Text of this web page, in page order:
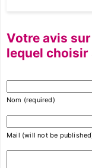
Votre avis
lequel choisir
Nom (required)
Mail (will not be